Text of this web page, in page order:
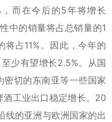
而在今后的5年将增长
中的销量将占总销量的1
占11%。因此，今年的
少有望增长2.5%。从国
密切的东南亚等一些国家
工业出口稳定增长。20
线的亚洲与欧洲国家的出